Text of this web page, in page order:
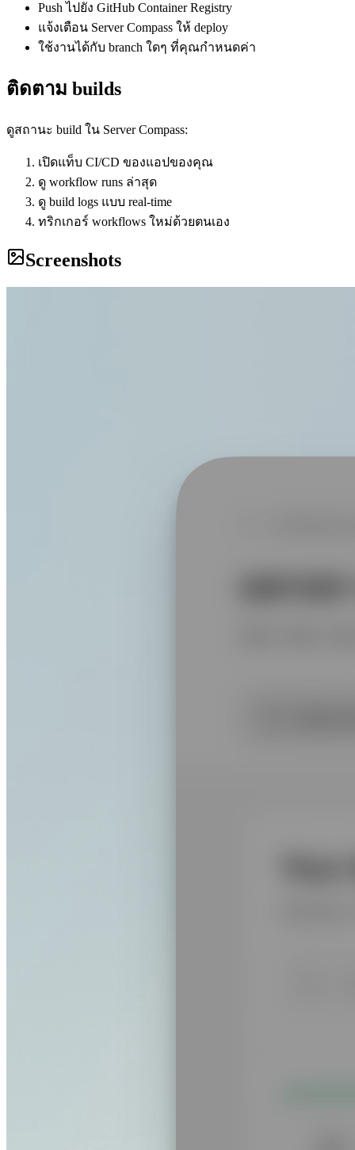
Push ไปยัง GitHub Container Registry
แจ้งเตือน Server Compass ให้ deploy
ใช้งานได้กับ branch ใดๆ ที่คุณกำหนดค่า
ติดตาม builds
ดูสถานะ build ใน Server Compass:
เปิดแท็บ CI/CD ของแอปของคุณ
ดู workflow runs ล่าสุด
ดู build logs แบบ real-time
ทริกเกอร์ workflows ใหม่ด้วยตนเอง
Screenshots